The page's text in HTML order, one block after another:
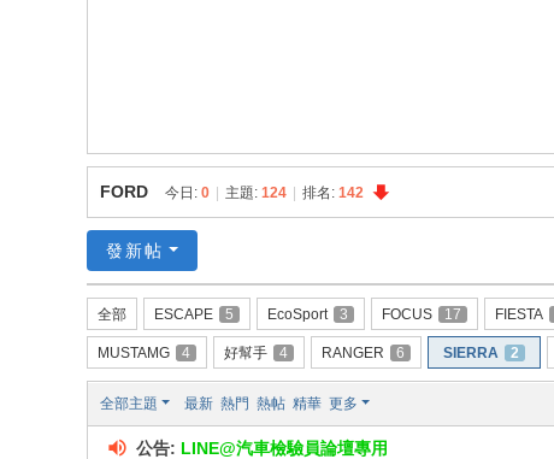
FORD 今日: 0 主題: 124 排名: 142
發新帖
全部 ESCAPE 5 EcoSport 3 FOCUS 17 FIESTA
MUSTAMG 4 好幫手 4 RANGER 6 SIERRA 2
全部主題 最新 熱門 熱帖 精華 更多
公告: LINE@汽車檢驗員論壇專用